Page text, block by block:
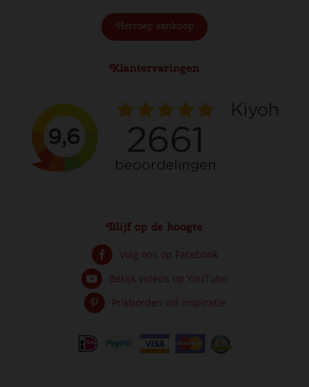
Herroep aankoop
Klantervaringen
Blijf op de hoogte
Volg ons op Facebook
Bekijk video’s op YouTube
Prikborden vol inspiratie